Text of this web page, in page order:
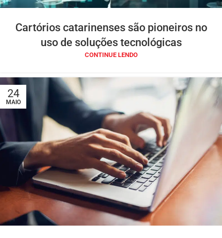
Cartórios catarinenses são pioneiros no
uso de soluções tecnológicas
CONTINUE LENDO
24
MAIO